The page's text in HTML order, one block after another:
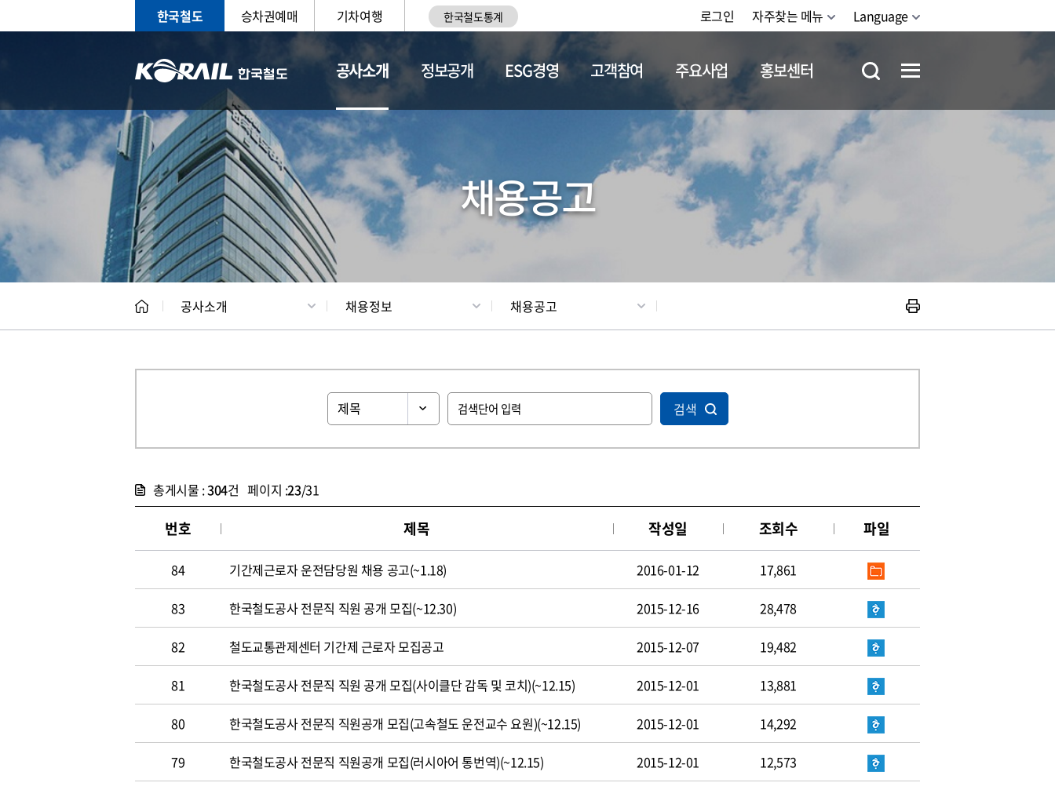
한국철도 승차권예매 기차여행 한국철도통계 로그인 자주찾는 메뉴 Language
공사소개
CEO 일반현황 채용정보
정보공개 ESG경영 고객참여 주요사업 홍보센터
채용공고
공사소개 채용정보 채용공고
검색
총게시물 :304건 페이지 :23/31
번호 제목 작성일 조회수 파일
84 기간제근로자 운전담당원 채용 공고(~1.18) 2016-01-12 17,861
83 한국철도공사 전문직 직원 공개 모집(~12.30) 2015-12-16 28,478
82 철도교통관제센터 기간제 근로자 모집공고 2015-12-07 19,482
81 한국철도공사 전문직 직원 공개 모집(사이클단 감독 및 코치)(~12.15) 2015-12-01 13,881
80 한국철도공사 전문직 직원공개 모집(고속철도 운전교수 요원)(~12.15) 2015-12-01 14,292
79 한국철도공사 전문직 직원공개 모집(러시아어 통번역)(~12.15) 2015-12-01 12,573